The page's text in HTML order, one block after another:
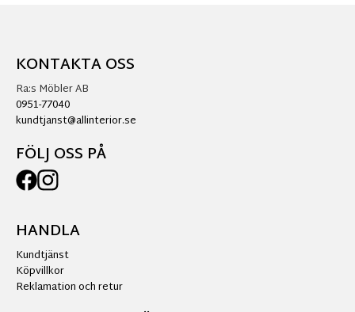
KONTAKTA OSS
Ra:s Möbler AB
0951-77040
kundtjanst@allinterior.se
FÖLJ OSS PÅ
HANDLA
Kundtjänst
Köpvillkor
Reklamation och retur